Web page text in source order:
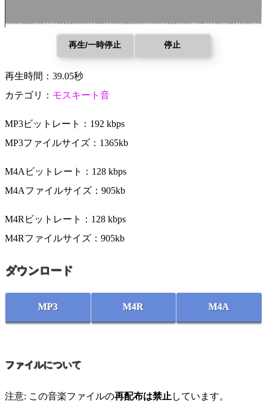
再生/一時停止 停止
再生時間：39.05秒
カテゴリ： モスキート音
MP3ビットレート：192 kbps
MP3ファイルサイズ：1365kb
M4Aビットレート：128 kbps
M4Aファイルサイズ：905kb
M4Rビットレート：128 kbps
M4Rファイルサイズ：905kb
ダウンロード
MP3 M4R M4A
ファイルについて
注意: この音楽ファイルの再配布は禁止 しています。